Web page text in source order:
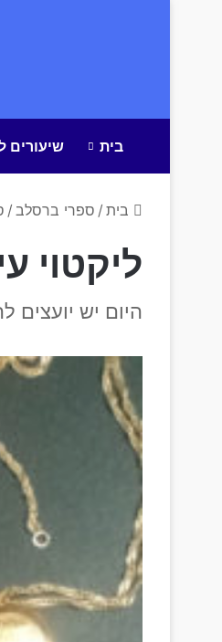
בית שיעורים
בית / ספרי ברסלב /
ליקטוי
היום יש